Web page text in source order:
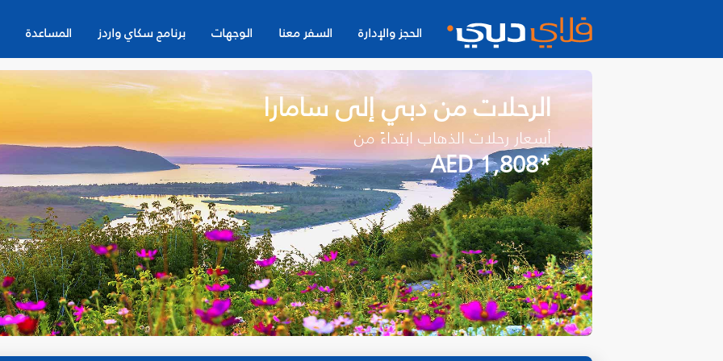
الحجز والإدارة السفر معنا الوجهات برنامج سكاي واردز المساعدة
الرحلات من دبي إلى سامارا
أسعار رحلات الذهاب ابتداءً من
*AED 1,808